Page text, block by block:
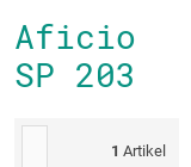
Aficio
SP 203
1 Artikel